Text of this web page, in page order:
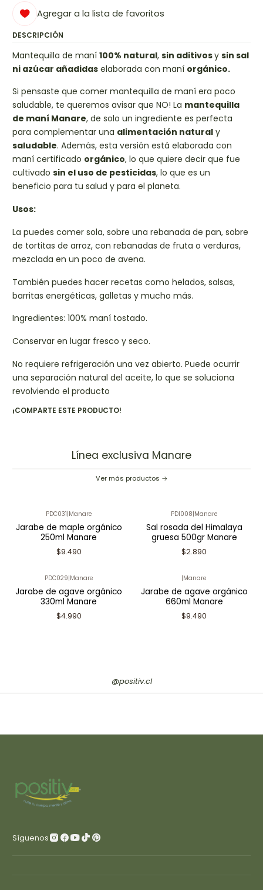
Agregar a la lista de favoritos
DESCRIPCIÓN
Mantequilla de maní 100% natural, sin aditivosy sin sal
ni azúcar añadidas elaborada con maní orgánico.
Si pensaste que comer mantequilla de maní era poco
saludable, te queremos avisar que NO! La mantequilla
de maní Manare, de solo un ingrediente es perfecta
para complementar una alimentación natural y
saludable. Además, esta versión está elaborada con
maní certificado orgánico, lo que quiere decir que fue
cultivado sin el uso de pesticidas, lo que es un
beneficio para tu salud y para el planeta.
Usos:
La puedes comer sola, sobre una rebanada de pan, sobre
de tortitas de arroz, con rebanadas de fruta o verduras,
mezclada en un poco de avena.
También puedes hacer recetas como helados, salsas,
barritas energéticas, galletas y mucho más.
Ingredientes: 100% maní tostado.
Conservar en lugar fresco y seco.
No requiere refrigeración una vez abierto. Puede ocurrir
una separación natural del aceite, lo que se soluciona
revolviendo el producto
¡COMPARTE ESTE PRODUCTO!
Línea exclusiva Manare
Ver más productos
PDC031|Manare
Jarabe de maple orgánico
250ml Manare
$9.490
PDI008|Manare
Sal rosada del Himalaya
gruesa 500gr Manare
$2.890
PDC029|Manare
Jarabe de agave orgánico
330ml Manare
$4.990
|Manare
Jarabe de agave orgánico
660ml Manare
$9.490
@positiv.cl
Síguenos